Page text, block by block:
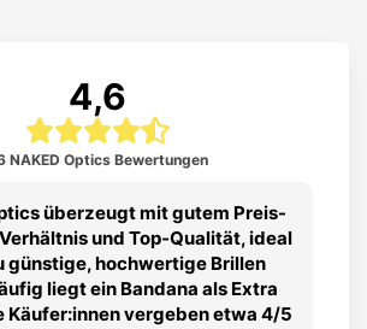
4,6
NAKED Optics Bewertungen
überzeugt mit gutem Preis-
und Top‑Qualität, ideal
günstige, hochwertige Brillen
liegt ein Bandana als Extra
Käufer:innen vergeben etwa 4/5